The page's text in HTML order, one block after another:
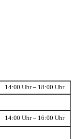
14:00 Uhr – 18:00 Uhr
14:00 Uhr – 16:00 Uhr